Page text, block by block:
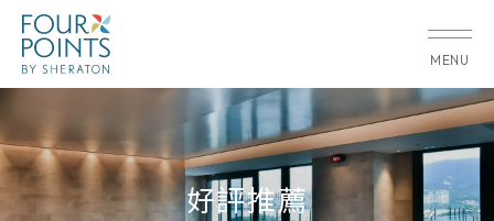
MENU
好評推薦